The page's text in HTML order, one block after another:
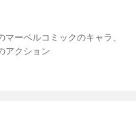
ーベルコミックのキャラ、
アクション